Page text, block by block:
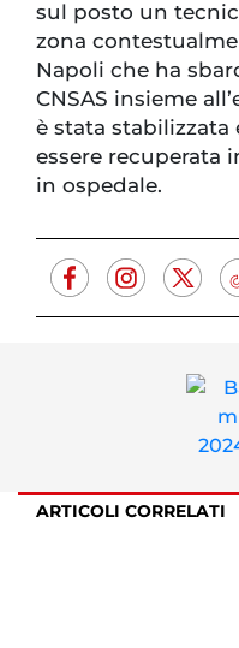
sul posto un
zona
Napoli che ha
CNSAS insieme
è stata
essere recuperata
in ospedale.
ARTICOLI CORRELATI